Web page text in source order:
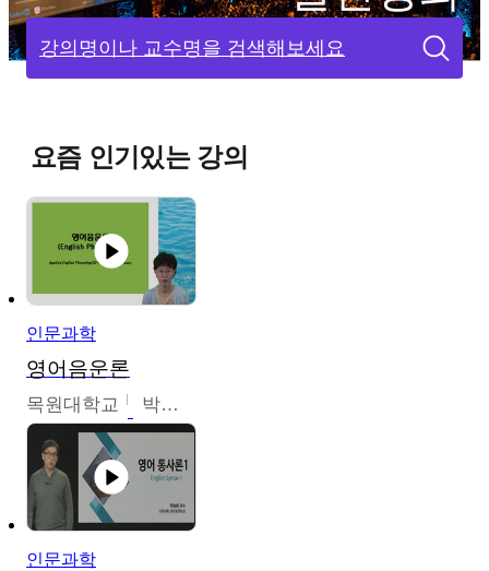
강의명이나 교수명을 검색해보세요
요즘 인기있는 강의
인문과학
영어음운론
목원대학교 박미숙
인문과학